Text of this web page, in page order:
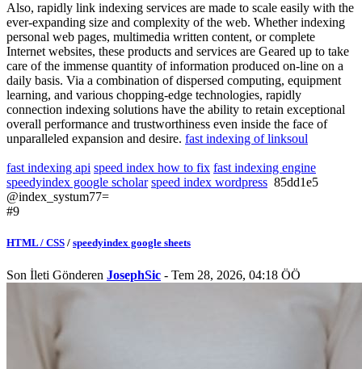
Also, rapidly link indexing services are made to scale easily with the
ever-expanding size and complexity of the web. Whether indexing
personal web pages, multimedia written content, or complete
Internet websites, these products and services are Geared up to take
care of the immense quantity of information produced on-line on a
daily basis. Via a combination of dispersed computing, equipment
learning, and various chopping-edge technologies, rapidly
connection indexing solutions have the ability to retain exceptional
overall performance and trustworthiness even inside the face of
unparalleled expansion and desire. fast indexing of linksoul
fast indexing api speed index how to fix fast indexing engine
speedyindex google scholar speed index wordpress 85dd1e5
@index_systum77=
#9
HTML / CSS / speedyindex google sheets
Son İleti Gönderen JosephSic - Tem 28, 2026, 04:18 ÖÖ